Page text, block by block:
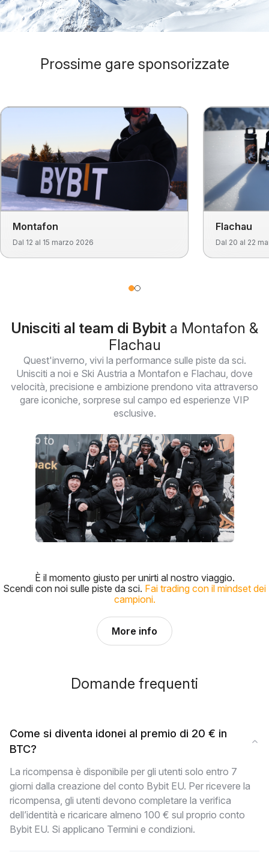
Prossime gare sponsorizzate
Montafon
Dal 12 al 15 marzo 2026
Flachau
Dal 20 al 22
Unisciti al team di Bybit a Montafon &
Flachau
Quest'inverno, vivi la performance sulle piste da sci.
Unisciti a noi e Ski Austria a Montafon e Flachau, dove
velocità, precisione e ambizione prendono vita attraverso
gare iconiche, sorprese sul campo ed esperienze VIP
esclusive.
È il momento giusto per unirti al nostro viaggio.
Scendi con noi sulle piste da sci. Fai trading con il mindset dei
campioni.
More info
Domande frequenti
Come si diventa idonei al premio di 20 € in
BTC?
La ricompensa è disponibile per gli utenti solo entro 7
giorni dalla creazione del conto Bybit EU. Per ricevere la
ricompensa, gli utenti devono completare la verifica
dell’identità e ricaricare almeno 100 € sul proprio conto
Bybit EU. Si applicano Termini e condizioni.